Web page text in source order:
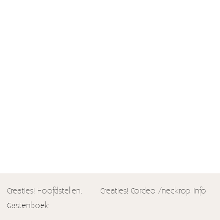
Creaties! Hoofdstellen. Creaties! Cordeo /neckrop Info
Gastenboek